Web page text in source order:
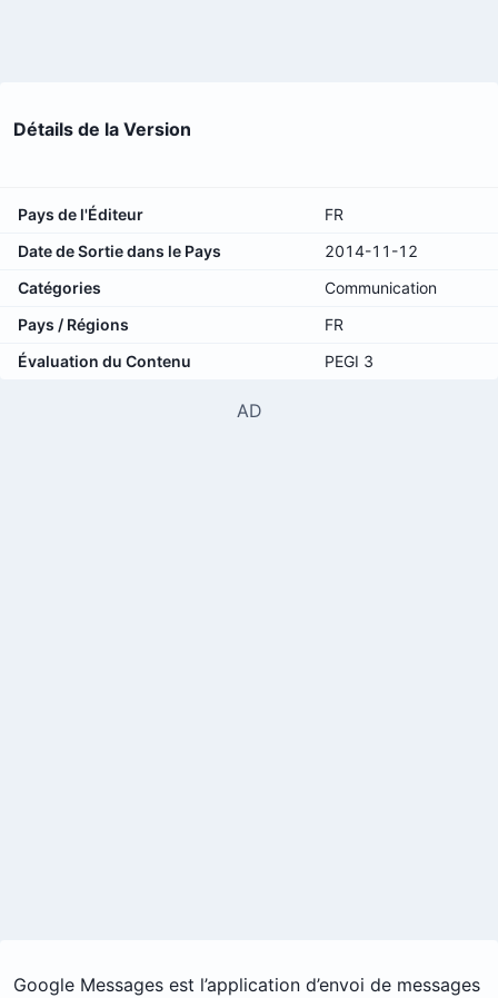
Détails de la Version
Pays de l'Éditeur
FR
Date de Sortie dans le Pays
2014-11-12
Catégories
Communication
Pays / Régions
FR
Évaluation du Contenu
PEGI 3
AD
Google Messages est l’application d’envoi de messages